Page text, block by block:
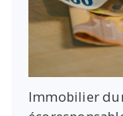
Immobilier